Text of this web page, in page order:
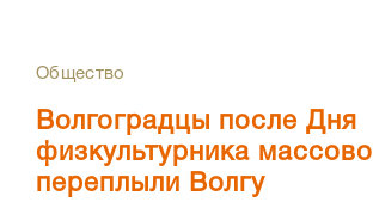
Общество
Волгоградцы после Дня
физкультурника массово
переплыли Волгу